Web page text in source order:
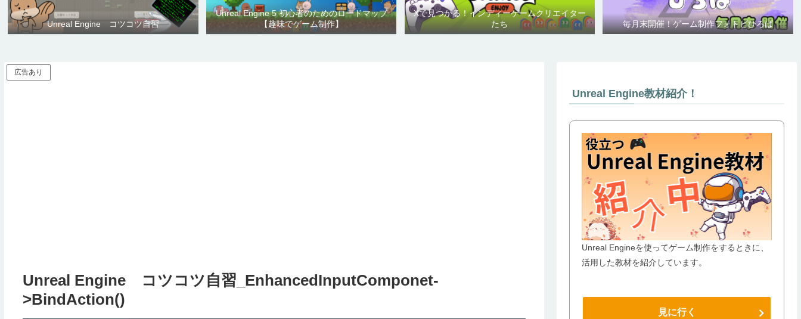
Unreal Engine コツコツ自習
Unreal Engine 5 初心者のためのロードマップ
【趣味でゲーム制作】
Xで見つかる！インディーゲームクリエイター
たち
毎月末開催！ゲーム制作フォトビひろば
広告あり
Unreal Engine コツコツ自習_EnhancedInputComponet-
>BindAction()
Unreal Engine教材紹介！
Unreal Engineを使ってゲーム制作をするときに、
活用した教材を紹介しています。
見に行く